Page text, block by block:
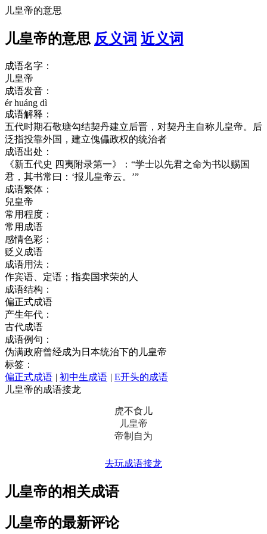
儿皇帝的意思
儿皇帝的意思 反义词 近义词
成语名字：
儿皇帝
成语发音：
ér huáng dì
成语解释：
五代时期石敬瑭勾结契丹建立后晋，对契丹主自称儿皇帝。后
泛指投靠外国，建立傀儡政权的统治者
成语出处：
《新五代史 四夷附录第一》：“学士以先君之命为书以赐国
君，其书常曰：‘报儿皇帝云。’”
成语繁体：
兒皇帝
常用程度：
常用成语
感情色彩：
贬义成语
成语用法：
作宾语、定语；指卖国求荣的人
成语结构：
偏正式成语
产生年代：
古代成语
成语例句：
伪满政府曾经成为日本统治下的儿皇帝
标签：
偏正式成语 | 初中生成语 | E开头的成语
儿皇帝的成语接龙
虎不食儿
儿皇帝
帝制自为
去玩成语接龙
儿皇帝的相关成语
儿皇帝的最新评论